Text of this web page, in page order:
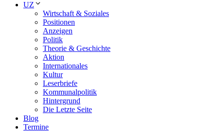
UZ
Wirtschaft & Soziales
Positionen
Anzeigen
Politik
Theorie & Geschichte
Aktion
Internationales
Kultur
Leserbriefe
Kommunalpolitik
Hintergrund
Die Letzte Seite
Blog
Termine